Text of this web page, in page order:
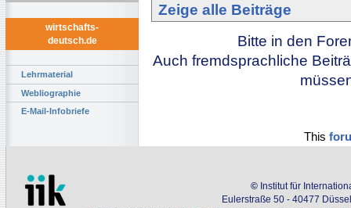
wirtschafts-
deutsch.de
Lehrmaterial
Webliographie
E-Mail-Infobriefe
Zeige alle Beiträge
Bitte in den
Auch fremdsprachliche
This
© Institut für
Eulerstraße 50 - 40477